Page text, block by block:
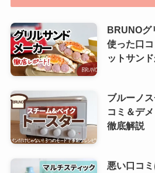
BRUNOグ
使った口
ットサン
ブルーノ
コミ＆デ
徹底解説
悪い口コ